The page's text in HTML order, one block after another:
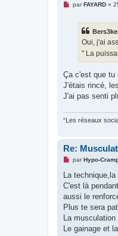
M
l
u
par FAYARD»
Oui, j'ai
" La
Ça c'est que tu
J'étais rincé,
J'ai pas senti
“Les réseaux
Re:
M
s
a
g
n
o
l
parHypo-
La
C'est là
aussi le
Plus te sera
La
Le gainage et